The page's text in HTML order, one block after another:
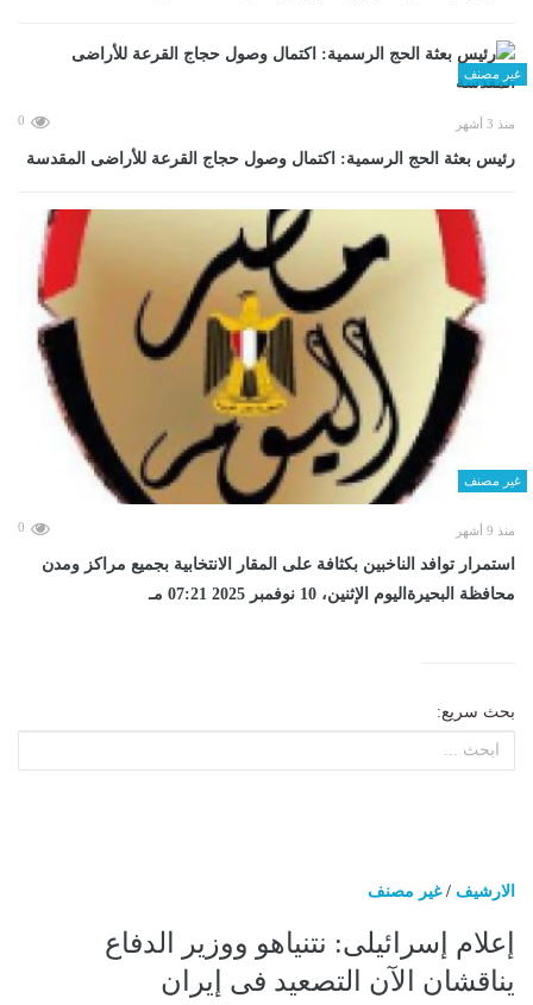
غير مصنف
منذ 3 أشهر 0
رئيس بعثة الحج الرسمية: اكتمال وصول حجاج القرعة للأراضى المقدسة
غير مصنف
منذ 9 أشهر 0
استمرار توافد الناخبين بكثافة على المقار الانتخابية بجميع مراكز ومدن
محافظة البحيرةاليوم الإثنين، 10 نوفمبر 2025 07:21 مـ
بحث سريع:
الارشيف /غير مصنف
إعلام إسرائيلى: نتنياهو ووزير الدفاع
يناقشان الآن التصعيد فى إيران